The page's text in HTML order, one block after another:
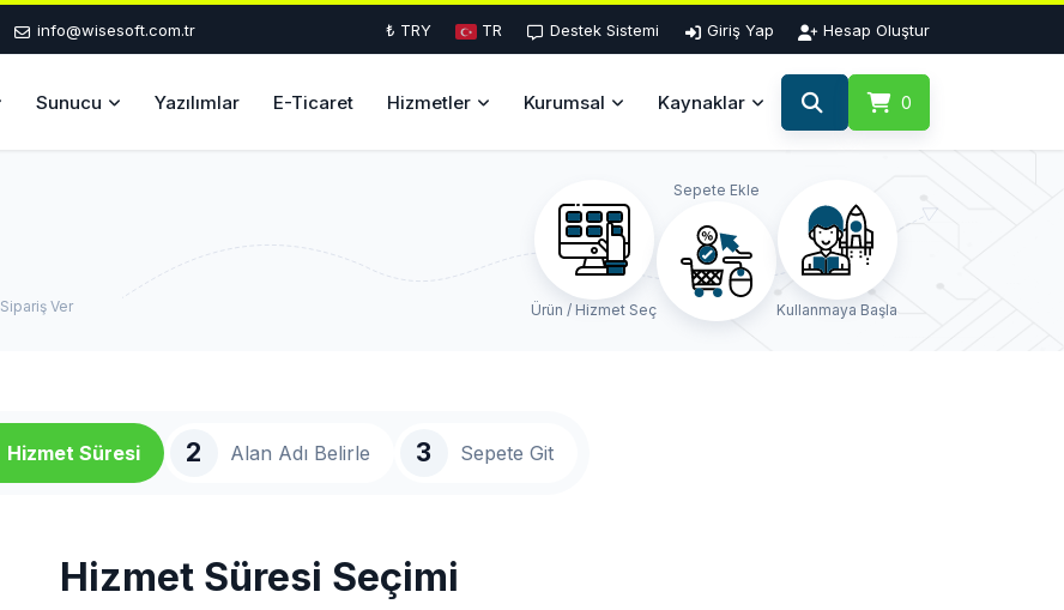
info@wisesoft.com.tr ₺ TRY TR Destek Sistemi Giriş Yap Hesap Oluştur
Sunucu Yazılımlar E-Ticaret Hizmetler Kurumsal Kaynaklar 0
Sipariş Ver Ürün / Hizmet Seç
Sepete Ekle
Kullanmaya Başla
Hizmet Süresi 2 Alan Adı Belirle 3 Sepete Git
Hizmet Süresi Seçimi